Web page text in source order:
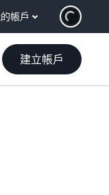
帳戶
建立帳戶